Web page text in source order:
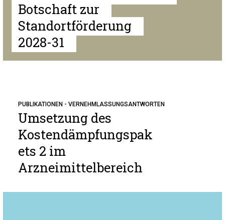
Botschaft zur
Standortförderung
2028-31
PUBLIKATIONEN - VERNEHMLASSUNGSANTWORTEN
Umsetzung des
Kostendämpfungspak
ets 2 im
Arzneimittelbereich